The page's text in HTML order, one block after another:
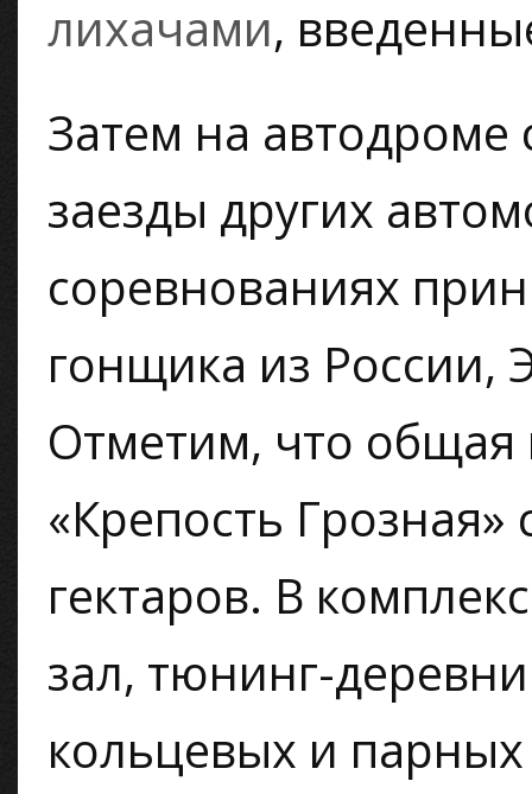
лихачами,
Затем на автодроме
заезды других
соревнованиях
гонщика из России,
Отметим, что
«Крепость Грозная»
гектаров. В
зал, тюнинг-
кольцевых и парных